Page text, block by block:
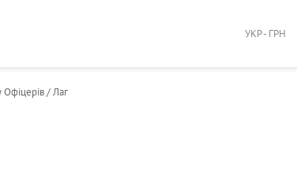
УКР - ГРН
/ Лаг